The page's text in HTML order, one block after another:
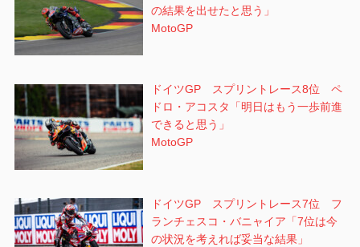
の結果を出せたと思う」
MotoGP
ドイツGP スプリントレース8位 ペ
ドロ・アコスタ「明日はもう一歩前進
できると思う」
MotoGP
ドイツGP スプリントレース7位 フ
ランチェスコ・バニャイア「7位は今
の状況を考えれば妥当な結果」